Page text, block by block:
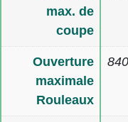
max. de
coupe
Ouverture
maximale
Rouleaux